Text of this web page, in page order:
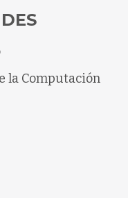
la Computación